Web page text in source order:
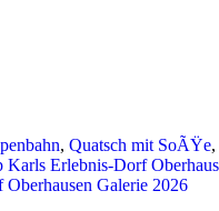
, Quatsch mit SoÃŸe,
Karls Erlebnis-Dorf
Galerie 2026